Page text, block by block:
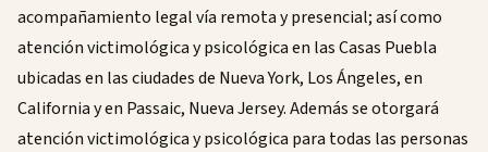
acompañamiento legal vía remota y presencial; así como
atención victimológica y psicológica en las Casas Puebla
ubicadas en las ciudades de Nueva York, Los Ángeles, en
California y en Passaic, Nueva Jersey. Además se otorgará
atención victimológica y psicológica para todas las personas